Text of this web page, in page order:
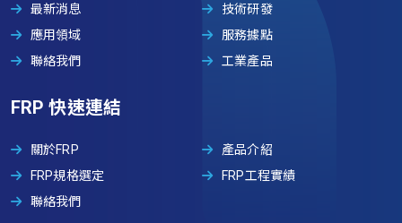
最新消息
技術研發
應用領域
服務據點
聯絡我們
工業產品
FRP 快速連結
關於FRP
產品介紹
FRP規格選定
FRP工程實績
聯絡我們